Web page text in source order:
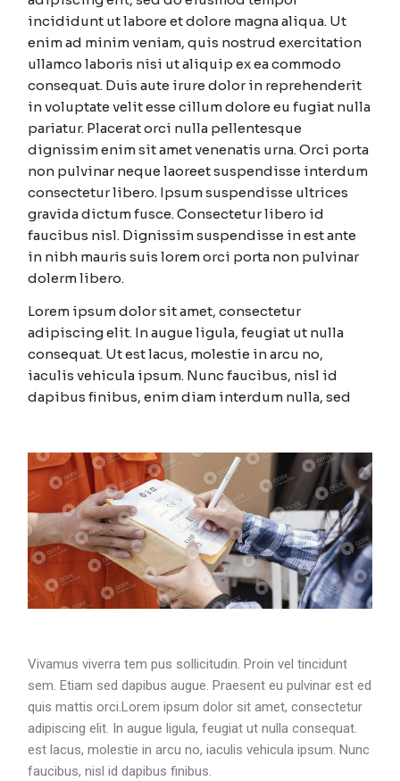
incididunt ut labore et dolore magna aliqua. Ut
enim ad minim veniam, quis nostrud exercitation
ullamco laboris nisi ut aliquip ex ea commodo
consequat. Duis aute irure dolor in reprehenderit
in voluptate velit esse cillum dolore eu fugiat nulla
pariatur. Placerat orci nulla pellentesque
dignissim enim sit amet venenatis urna. Orci porta
non pulvinar neque laoreet suspendisse interdum
consectetur libero. Ipsum suspendisse ultrices
gravida dictum fusce. Consectetur libero id
faucibus nisl. Dignissim suspendisse in est ante
in nibh mauris suis lorem orci porta non pulvinar
dolerm libero.
Lorem ipsum dolor sit amet, consectetur
adipiscing elit. In augue ligula, feugiat ut nulla
consequat. Ut est lacus, molestie in arcu no,
iaculis vehicula ipsum. Nunc faucibus, nisl id
dapibus finibus, enim diam interdum nulla, sed
Vivamus viverra tem pus sollicitudin. Proin vel tincidunt
sem. Etiam sed dapibus augue. Praesent eu pulvinar est ed
quis mattis orci.Lorem ipsum dolor sit amet, consectetur
adipiscing elit. In augue ligula, feugiat ut nulla consequat.
est lacus, molestie in arcu no, iaculis vehicula ipsum. Nunc
faucibus, nisl id dapibus finibus.